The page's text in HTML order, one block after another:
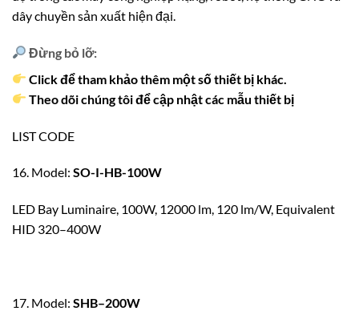
dây chuyền sản xuất hiện đại.
Đừng bỏ lỡ:
Click để tham khảo thêm một số thiết bị khác.
Theo dõi chúng tôi để cập nhật các mẫu thiết bị
LIST CODE
16. Model: SO-I-HB-100W
LED Bay Luminaire, 100W, 12000 lm, 120 lm/W, Equivalent
HID 320–400W
17. Model: SHB–200W